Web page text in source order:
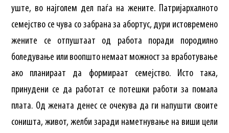
уште, во најголем дел паѓа на жените. Патријархалното
семејство се чува со забрана за абортус, дури истовремено
жените се отпуштаат од работа поради породилно
боледување или воопшто немаат можност за вработување
ако планираат да формираат семејство. Исто така,
принудени се да работат се потешки работи за помала
плата. Од жената денес се очекува да ги напушти своите
соништа, живот, желби заради наметнување на виши цели